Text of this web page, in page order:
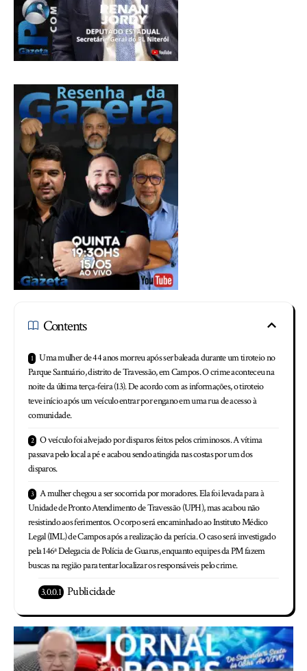
Contents
Uma mulher de 44 anos morreu após ser baleada durante um tiroteio no
Parque Santuário, distrito de Travessão, em Campos. O crime aconteceu na
noite da última terça-feira (13). De acordo com as informações, o tiroteio
teve início após um veículo entrar por engano em uma rua de acesso à
comunidade.
O veículo foi alvejado por disparos feitos pelos criminosos. A vítima
passava pelo local a pé e acabou sendo atingida nas costas por um dos
disparos.
A mulher chegou a ser socorrida por moradores. Ela foi levada para à
Unidade de Pronto Atendimento de Travessão (UPH), mas acabou não
resistindo aos ferimentos. O corpo será encaminhado ao Instituto Médico
Legal (IML) de Campos após a realização da perícia. O caso será investigado
pela 146ª Delegacia de Polícia de Guarus, enquanto equipes da PM fazem
buscas na região para tentar localizar os responsáveis pelo crime.
Publicidade